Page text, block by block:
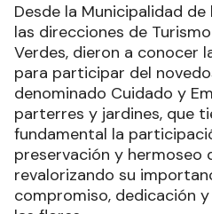
Desde la Municipalidad
las direcciones de
Verdes, dieron a conocer
para participar del
denominado Cuidado y
parterres y jardines, que
fundamental la
preservación y hermoseo
revalorizando su
compromiso, dedicación